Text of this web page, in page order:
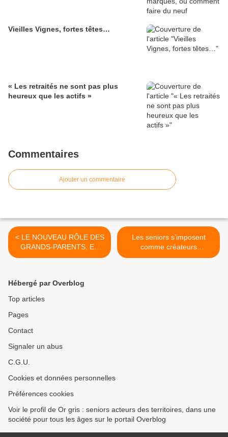
Vieilles Vignes, fortes têtes…
« Les retraités ne sont pas plus
heureux que les actifs »
Commentaires
Ajouter un commentaire
< LE NOUVEAU RÔLE DES
GRANDS-PARENTS, EN
FRANCE ET À
Les seniors s’imposent
comme créateurs
d’entreprise >
Hébergé par Overblog
Top articles
Pages
Contact
Signaler un abus
C.G.U.
Cookies et données personnelles
Préférences cookies
Voir le profil de Or gris : seniors acteurs des territoires, dans une
société pour tous les âges sur le portail Overblog